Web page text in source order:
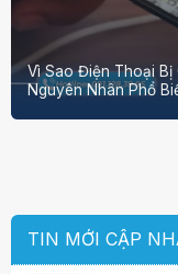
Vì Sao Điện Thoại Bị
Nguyên Nhân Phổ
TIN MỚI CẬP